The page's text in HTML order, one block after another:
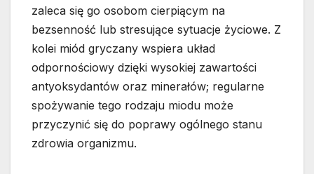
zaleca się go osobom cierpiącym na
bezsenność lub stresujące sytuacje życiowe. Z
kolei miód gryczany wspiera układ
odpornościowy dzięki wysokiej zawartości
antyoksydantów oraz minerałów; regularne
spożywanie tego rodzaju miodu może
przyczynić się do poprawy ogólnego stanu
zdrowia organizmu.